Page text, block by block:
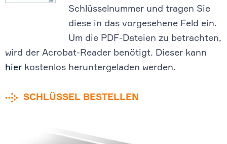
Schlüsselnummer und tragen Sie
diese in das vorgesehene Feld ein.
Um die PDF-Dateien zu betrachten,
wird der Acrobat-Reader benötigt. Dieser kann
hier kostenlos heruntergeladen werden.
SCHLÜSSEL BESTELLEN